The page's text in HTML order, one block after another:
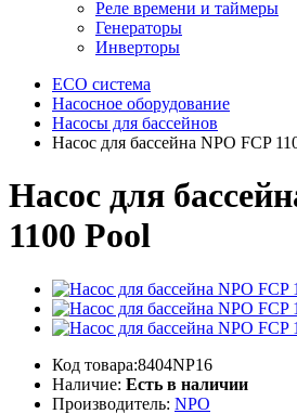
Реле времени и таймеры
Генераторы
Инверторы
ECO система
Насосное оборудование
Насосы для бассейнов
Насос для бассейна NPO FCP
Насос для
1100 Pool
Код товара:8404NP16
Наличие: Есть в наличии
Производитель: NPO